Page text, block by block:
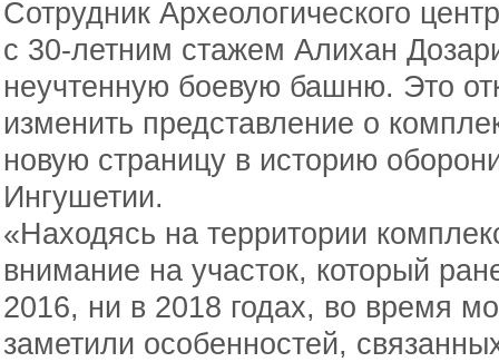
Сотрудник Археологического
с 30-летним стажем Алихан
неучтенную боевую башню. Это
изменить представление о
новую страницу в историю
Ингушетии.
«Находясь на территории
внимание на участок, который
2016, ни в 2018 годах, во время
заметили особенностей,